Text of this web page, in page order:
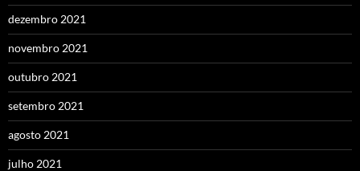
dezembro 2021
novembro 2021
outubro 2021
setembro 2021
agosto 2021
julho 2021